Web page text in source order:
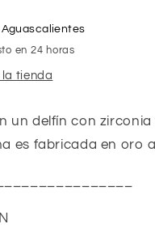
Aguascalientes
en 24 horas
la tienda
un delfín con
es fabricada en oro